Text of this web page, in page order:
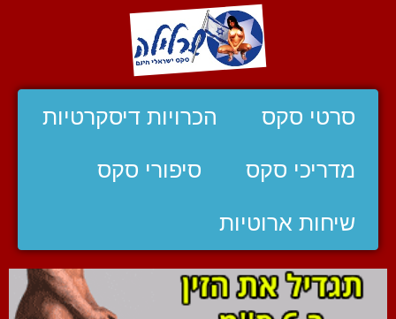
סרטי סקס הכרויות דיסקרטיות
מדריכי סקס סיפורי סקס
שיחות ארוטיות